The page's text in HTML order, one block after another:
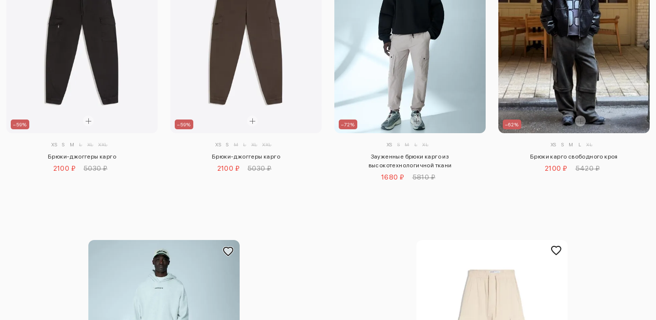
–59%
XS S M L XL XXL
Брюки-джоггеры карго
2100 ₽ 5030 ₽
–59%
XS S M L XL XXL
Брюки-джоггеры карго
2100 ₽ 5030 ₽
–72%
XS S M L XL
Зауженные брюки карго из
высокотехнологичной ткани
1680 ₽ 5810 ₽
–62%
XS S M L XL
Брюки карго свободного кроя
2100 ₽ 5420 ₽